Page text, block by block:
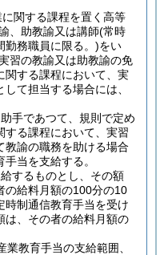
関する課程を置く高等
、助教諭又は講師(常時
勤務職員に限る。)をい
習の教諭又は助教諭の免
関する課程において、実
て担当する場合には、
手であつて、規則で定め
する課程において、実習
教諭の職務を助ける場合
当を支給する。
するものとし、その額
の給料月額の100分の10
時制通信教育手当を受け
は、その者の給料月額の
教育手当の支給範囲、